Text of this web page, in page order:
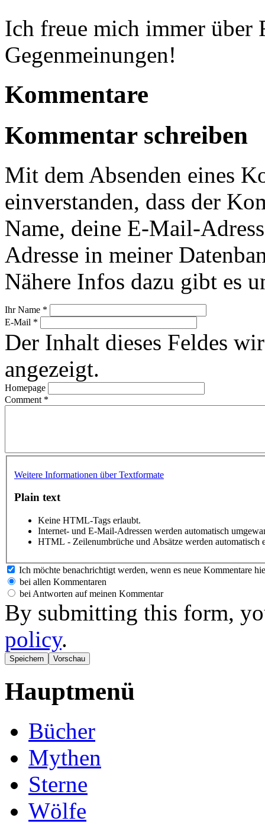
Ich freue mich immer über
Gegenmeinungen!
Kommentare
Kommentar schreiben
Mit dem Absenden eines
einverstanden, dass der
Name, deine E-Mail-
Adresse in meiner
Nähere Infos dazu gibt es
Ihr Name *
E-Mail *
Der Inhalt dieses Feldes
angezeigt.
Homepage
Comment *
Weitere Informationen über Textformate
Plain text
Keine HTML-Tags erlaubt.
Internet- und E-Mail-Adressen werden automatisch
HTML - Zeilenumbrüche und Absätze werden automatisch
Ich möchte benachrichtigt werden, wenn es neue Kommentare
bei allen Kommentaren
bei Antworten auf meinen Kommentar
By submitting this form,
policy.
Hauptmenü
Bücher
Mythen
Sterne
Wölfe